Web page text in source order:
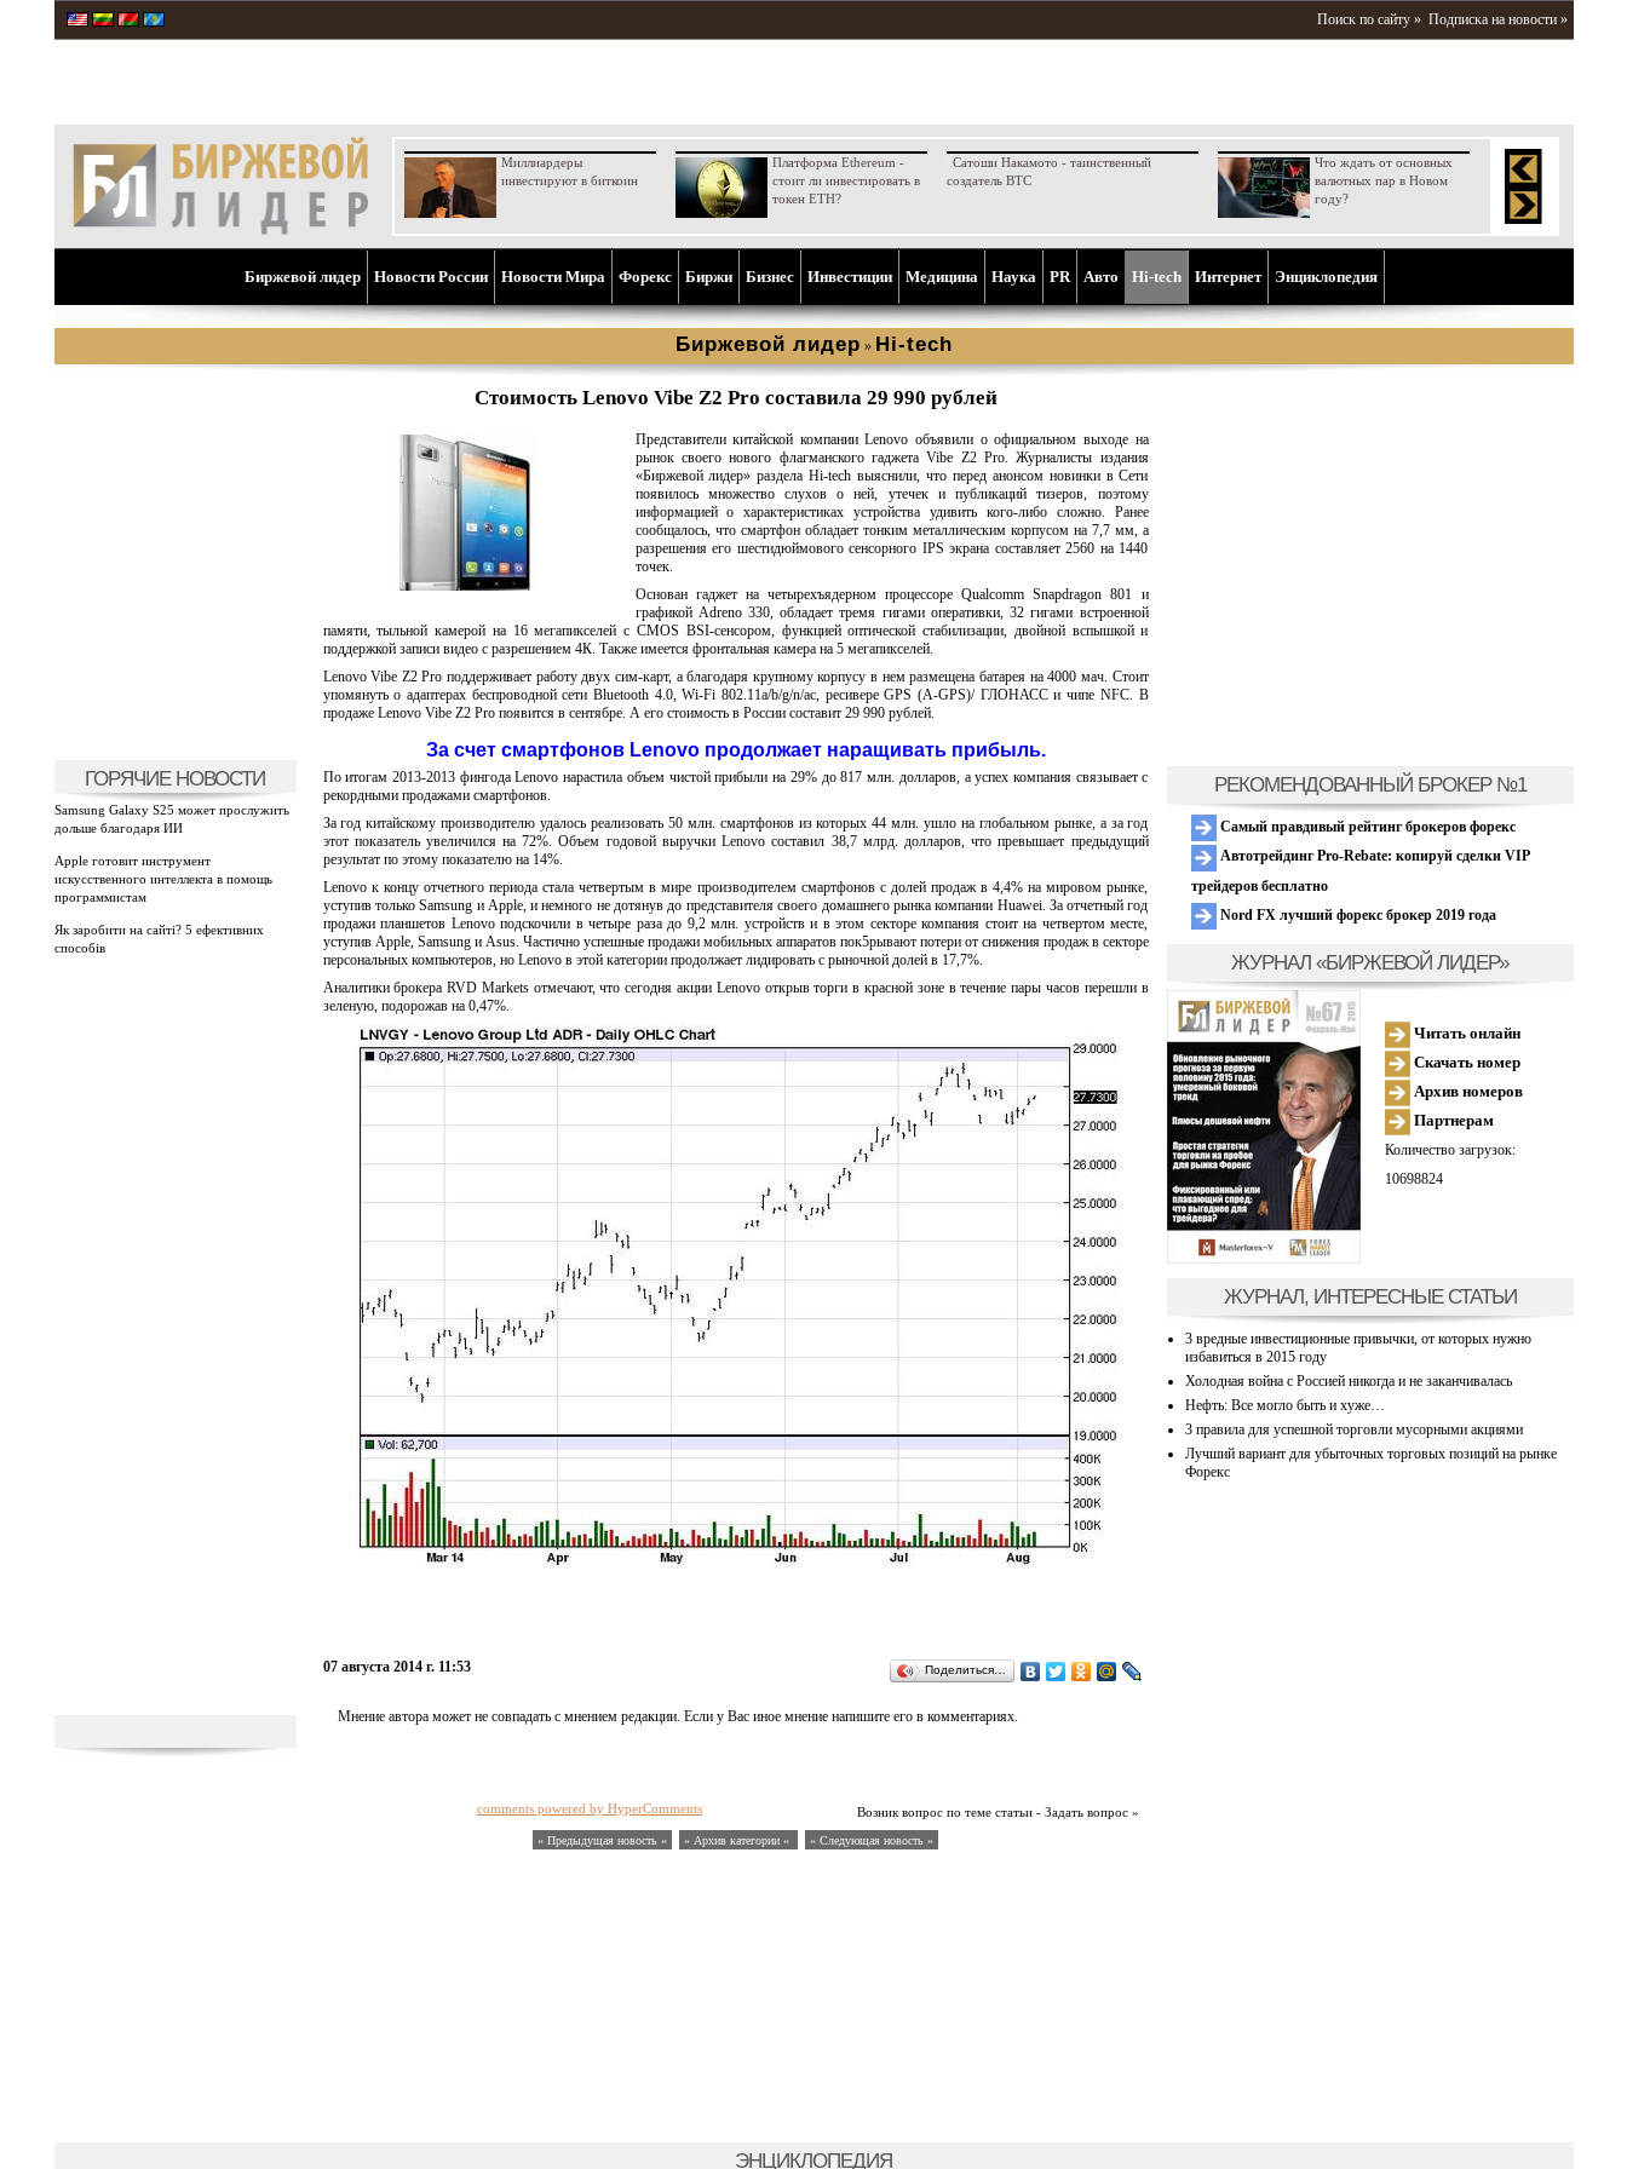
Поиск по сайту » Подписка на новости »
Миллиардеры
инвестируют в биткоин
Платформа Ethereum -
стоит ли инвестировать в
токен ETH?
Сатоши Накамото - таинственный
создатель BTC
Что ждать от основных
валютных пар в Новом
году?
Биржевой лидер Новости России Новости Мира Форекс Биржи Бизнес Инвестиции Медицина Наука PR Aвто Hi-tech Интернет Энциклопедия
Биржевой лидер » Hi-tech
ГОРЯЧИЕ НОВОСТИ
Samsung Galaxy S25 может прослужить
дольше благодаря ИИ
Apple готовит инструмент
искусственного интеллекта в помощь
программистам
Як заробити на сайті? 5 ефективних
способів
Стоимость Lenovo Vibe Z2 Pro составила 29 990 рублей
Представители китайской компании Lenovo объявили о официальном выходе на
рынок своего нового флагманского гаджета Vibe Z2 Pro. Журналисты издания
«Биржевой лидер» раздела Hi-tech выяснили, что перед анонсом новинки в Сети
появилось множество слухов о ней, утечек и публикаций тизеров, поэтому
информацией о характеристиках устройства удивить кого-либо сложно. Ранее
сообщалось, что смартфон обладает тонким металлическим корпусом на 7,7 мм, а
разрешения его шестидюймового сенсорного IPS экрана составляет 2560 на 1440
точек.
Основан гаджет на четырехъядерном процессоре Qualcomm Snapdragon 801 и
графикой Adreno 330, обладает тремя гигами оперативки, 32 гигами встроенной
памяти, тыльной камерой на 16 мегапикселей с CMOS BSI-сенсором, функцией оптической стабилизации, двойной вспышкой и
поддержкой записи видео с разрешением 4К. Также имеется фронтальная камера на 5 мегапикселей.
Lenovo Vibe Z2 Pro поддерживает работу двух сим-карт, а благодаря крупному корпусу в нем размещена батарея на 4000 мач. Стоит
упомянуть о адаптерах беспроводной сети Bluetooth 4.0, Wi-Fi 802.11a/b/g/n/ac, ресивере GPS (A-GPS)/ ГЛОНАСС и чипе NFC. В
продаже Lenovo Vibe Z2 Pro появится в сентябре. А его стоимость в России составит 29 990 рублей.
За счет смартфонов Lenovo продолжает наращивать прибыль.
По итогам 2013-2013 фингода Lenovo нарастила объем чистой прибыли на 29% до 817 млн. долларов, а успех компания связывает с
рекордными продажами смартфонов.
За год китайскому производителю удалось реализовать 50 млн. смартфонов из которых 44 млн. ушло на глобальном рынке, а за год
этот показатель увеличился на 72%. Объем годовой выручки Lenovo составил 38,7 млрд. долларов, что превышает предыдущий
результат по этому показателю на 14%.
Lenovo к концу отчетного периода стала четвертым в мире производителем смартфонов с долей продаж в 4,4% на мировом рынке,
уступив только Samsung и Apple, и немного не дотянув до представителя своего домашнего рынка компании Huawei. За отчетный год
продажи планшетов Lenovo подскочили в четыре раза до 9,2 млн. устройств и в этом секторе компания стоит на четвертом месте,
уступив Apple, Samsung и Asus. Частично успешные продажи мобильных аппаратов пок5рывают потери от снижения продаж в секторе
персональных компьютеров, но Lenovo в этой категории продолжает лидировать с рыночной долей в 17,7%.
Аналитики брокера RVD Markets отмечают, что сегодня акции Lenovo открыв торги в красной зоне в течение пары часов перешли в
зеленую, подорожав на 0,47%.
07 августа 2014 г. 11:53 Поделиться…
Мнение автора может не совпадать с мнением редакции. Если у Вас иное мнение напишите его в комментариях.
Возник вопрос по теме статьи - Задать вопрос »
comments powered by HyperComments
« Предыдущая новость « » Архив категории « » Следующая новость »
РЕКОМЕНДОВАННЫЙ БРОКЕР №1
Самый правдивый рейтинг брокеров форекс
Автотрейдинг Pro-Rebate: копируй сделки VIP
трейдеров бесплатно
Nord FX лучший форекс брокер 2019 года
ЖУРНАЛ «БИРЖЕВОЙ ЛИДЕР»
Читать онлайн
Скачать номер
Архив номеров
Партнерам
Количество загрузок:
10698824
ЖУРНАЛ, ИНТЕРЕСНЫЕ СТАТЬИ
3 вредные инвестиционные привычки, от которых нужно
избавиться в 2015 году
Холодная война с Россией никогда и не заканчивалась
Нефть: Все могло быть и хуже…
3 правила для успешной торговли мусорными акциями
Лучший вариант для убыточных торговых позиций на рынке
Форекс
ЭНЦИКЛОПЕДИЯ